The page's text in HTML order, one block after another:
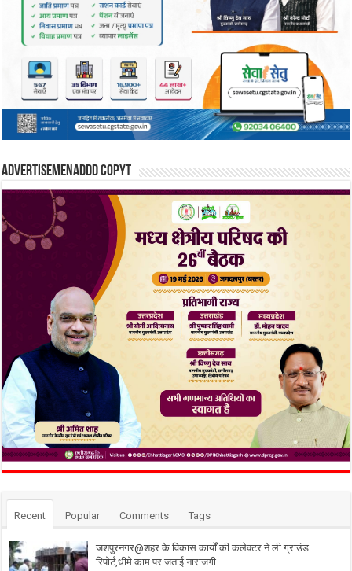
Advertisemenaddd copyt
Recent Popular Comments Tags
जशपुरनगर@शहर के विकास कार्यों की कलेक्टर ने ली ग्राउंड
रिपोर्ट,धीमे काम पर जताई नाराजगी